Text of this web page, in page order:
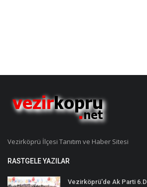
Vezirköprü İlçesi Tanıtım ve Haber Sitesi
RASTGELE YAZILAR
Vezirköprü'de Ak Parti